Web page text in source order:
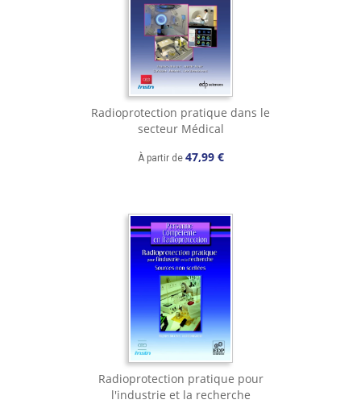
Radioprotection pratique dans le
secteur Médical
À partir de 47,99 €
Radioprotection pratique pour
l'industrie et la recherche